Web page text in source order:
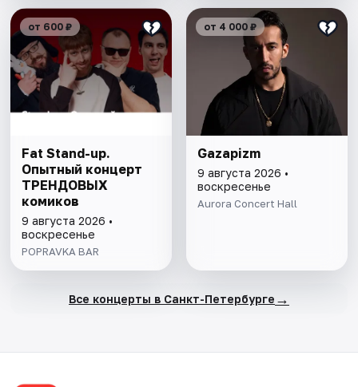
от 600 ₽
Fat Stand-up.
Опытный концерт
ТРЕНДОВЫХ
комиков
9 августа 2026 •
воскресенье
POPRAVKA BAR
от 4 000 ₽
Gazapizm
9 августа 2026 •
воскресенье
Aurora Concert Hall
Все концерты в Санкт-Петербурге →